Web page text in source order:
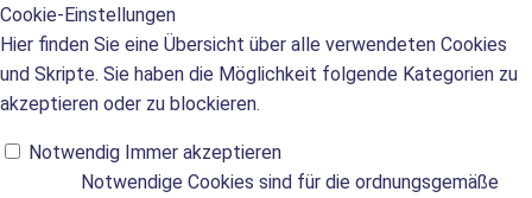
Cookie-Einstellungen
Hier finden Sie eine Übersicht über alle verwendeten Cookies
und Skripte. Sie haben die Möglichkeit folgende Kategorien zu
akzeptieren oder zu blockieren.
Notwendig Immer akzeptieren
Notwendige Cookies sind für die ordnungsgemäße